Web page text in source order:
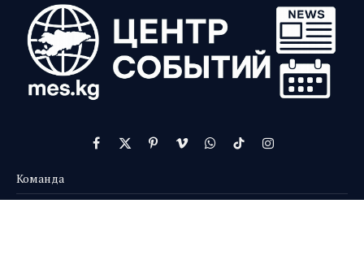
Facebook
X
PinterestVimeoWhatsApp
TikTokInstagram
Команда